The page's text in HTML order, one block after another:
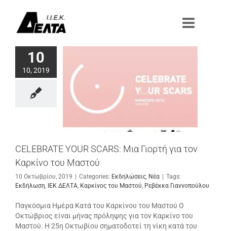
περιεχόμενο
10
10, 2019
CELEBRATE YOUR SCARS: Μια Γιορτή για τον
Καρκίνο του Μαστού
10 Οκτωβρίου, 2019 | Categories: Εκδηλώσεις Νέα | Tags:
Εκδήλωση ΙΕΚ ΔΕΛΤΑ Καρκίνος του Μαστού Ρεβέκκα Γιαννοπούλου
Παγκόσμια Ημέρα Κατά του Καρκίνου του Μαστού Ο
Οκτώβριος είναι μήνας πρόληψης για τον Καρκίνο του
Μαστού. Η 25η Οκτωβίου σηματοδοτεί τη νίκη κατά του